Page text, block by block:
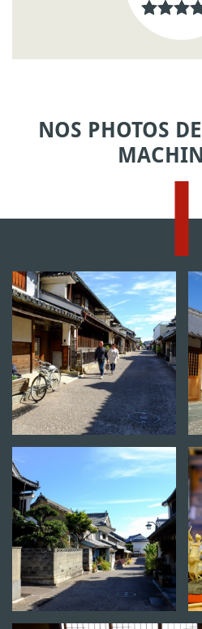
NOS PHOTOS